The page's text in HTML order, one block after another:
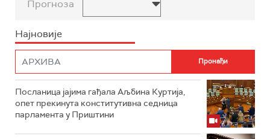
Прогноза
Најновије
Посланица јајима гађала Аљбина Куртија,
опет прекинута конститутивна седница
парламента у Приштини